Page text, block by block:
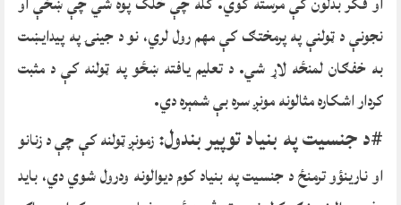
نجونې د ټولنې په پرمختګ کې مهم رول لري، نو د جینۍ په پیدایښت
به خفګان لمنځه لاړ شي. د تعلیم یافته ښځو په ټولنه کې د مثبت
کردار اشکاره مثالونه مونږ سره بې شمېره دي.
#دجنسیت په بنیاد توپیر بندول:زمونږ ټولنه کې چې د زنانو
او نارینؤو ترمنځ د جنسیت په بنیاد کوم دیوالونه ودرول شوي دي، باید